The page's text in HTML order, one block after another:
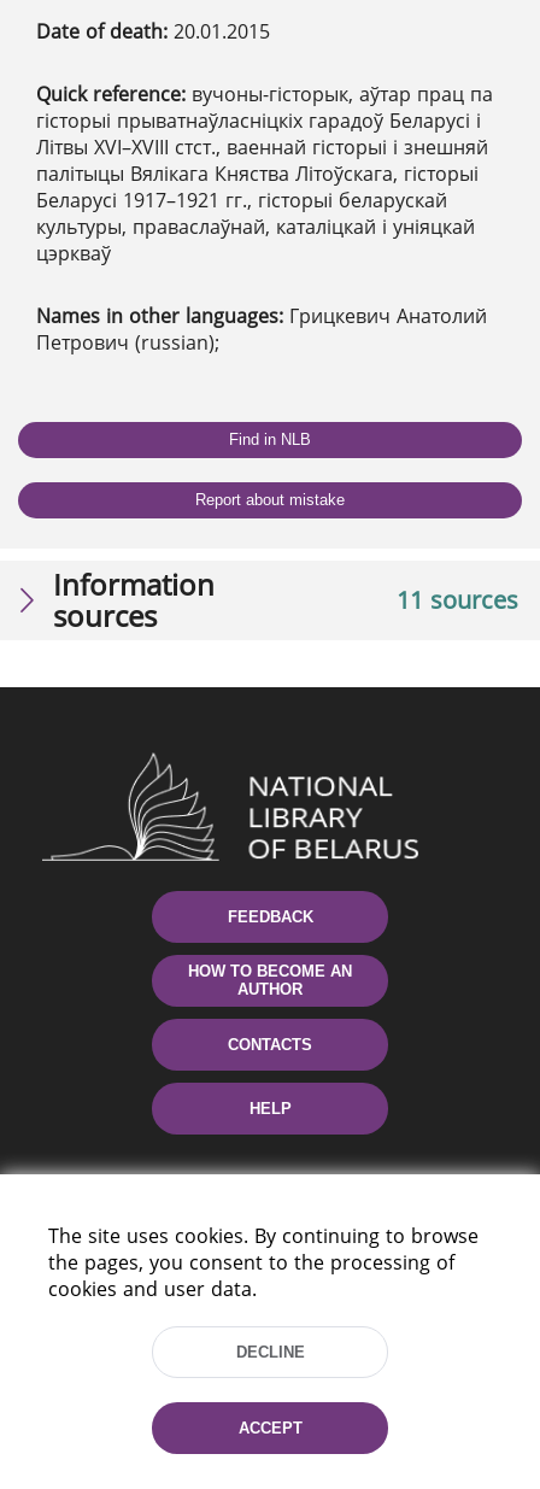
Date of death: 20.01.2015
Quick reference: вучоны-гісторык, аўтар прац па
гісторыі прыватнаўласніцкіх гарадоў Беларусі і
Літвы XVI–XVIII стст., ваеннай гісторыі і знешняй
палітыцы Вялікага Княства Літоўскага, гісторыі
Беларусі 1917–1921 гг., гісторыі беларускай
культуры, праваслаўнай, каталіцкай і уніяцкай
цэркваў
Names in other languages: Грицкевич Анатолий
Петрович (russian);
Find in NLB
Report about mistake
11 sources
Information
sources
FEEDBACK
HOW TO BECOME AN
AUTHOR
CONTACTS
HELP
220114, Niezaležnasci Ave. 116, Minsk,
Fax: (+375 17) 368 97 06
E-mail: inbox@nlb.by
The site uses cookies. By continuing to browse
the pages, you consent to the processing of
cookies and user data.
DECLINE
ACCEPT